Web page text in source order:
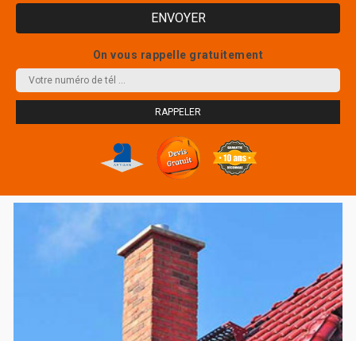
On vous rappelle gratuitement